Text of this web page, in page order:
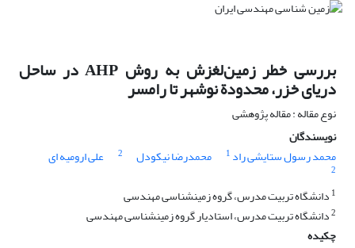
بررسی خطر زمین‌لغزش به روش AHP در ساحل
دریای خزر، محدودة نوشهر تا رامسر
نوع مقاله : مقاله پژوهشی
نویسندگان
محمد رسول ستایشی ­راد 1 محمدرضا نیکودل 2 علی ارومیه ای
2
1 دانشگاه تربیت مدرس، گروه زمین­شناسی مهندسی
2دانشگاه تربیت مدرس، استادیار گروه زمین­شناسی مهندسی
چکیده